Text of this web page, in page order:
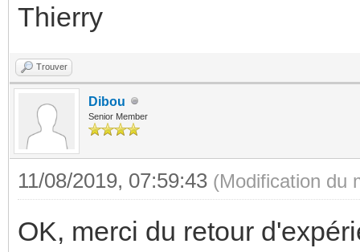
Thierry
Trouver
Dibou
Senior Member
11/08/2019, 07:59:43 (Modification du
OK, merci du retour